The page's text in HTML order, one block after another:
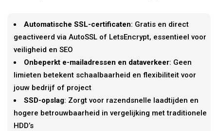
Automatische SSL-certificaten: Gratis en direct
geactiveerd via AutoSSL of LetsEncrypt, essentieel voor
veiligheid en SEO
Onbeperkt e-mailadressen en dataverkeer: Geen
limieten betekent schaalbaarheid en flexibiliteit voor
jouw bedrijf of project
SSD-opslag: Zorgt voor razendsnelle laadtijden en
hogere betrouwbaarheid in vergelijking met traditionele
HDD’s